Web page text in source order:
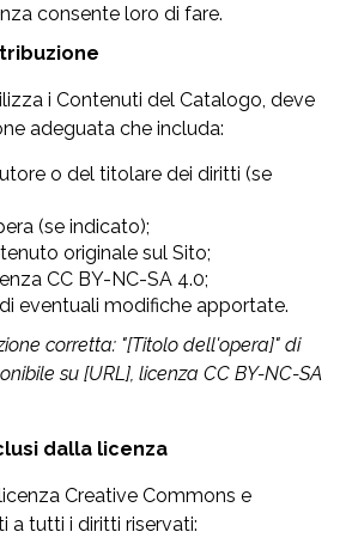
consente loro di fare.
i Contenuti del Catalogo, deve
adeguata che includa:
o del titolare dei diritti (se
(se indicato);
originale sul Sito;
CC BY-NC-SA 4.0;
eventuali modifiche apportate.
corretta: "[Titolo dell'opera]" di
su [URL], licenza CC BY-NC-SA
dalla licenza
Creative Commons e
a tutti i diritti riservati: